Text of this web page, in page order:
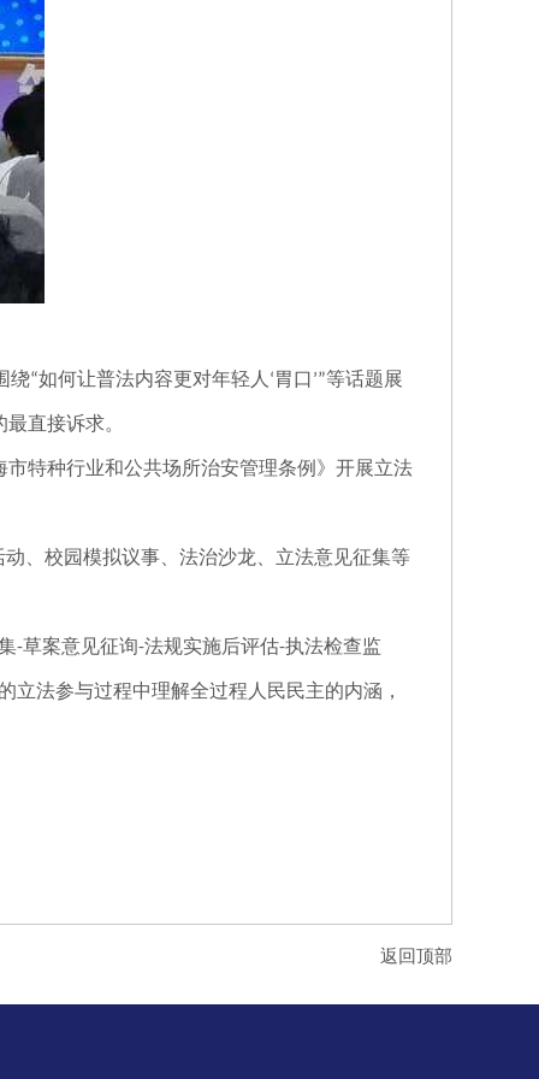
绕“如何让普法内容更对年轻人 ‘胃口’”等话题展
直接诉求。
特种行业和公共场所治安管理条例》开展立法
、校园模拟议事、法治沙龙、立法意见征集等
-草案意见征询-法规实施后评估-执法检查监
法参与过程中理解全过程人民民主的内涵，
返回顶部